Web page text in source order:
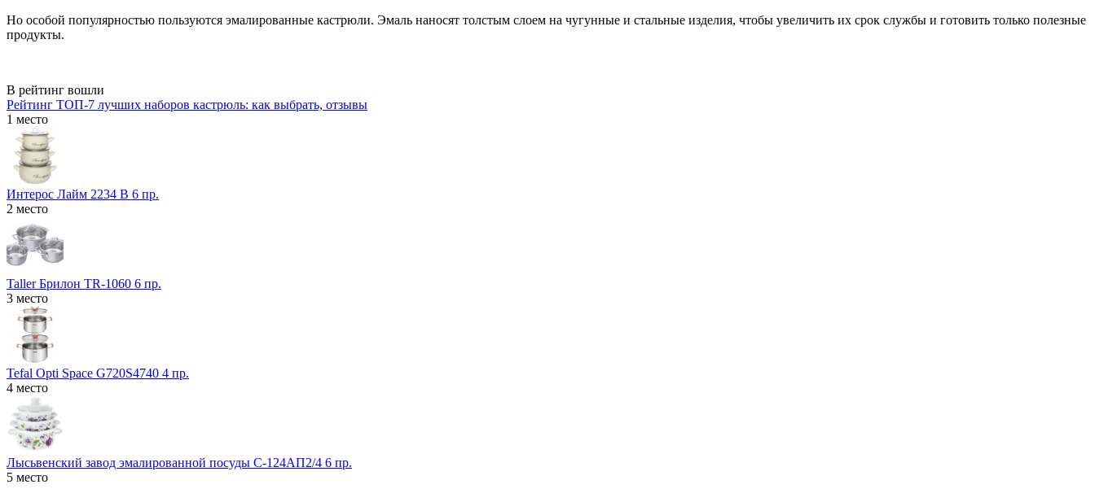
Но особой популярностью пользуются эмалированные кастрюли. Эмаль наносят толстым слоем на чугунные и стальные изделия, чтобы увеличить их срок службы и готовить только полезные
продукты.
В рейтинг вошли
Рейтинг ТОП-7 лучших наборов кастрюль: как выбрать, отзывы
1 место
Интерос Лайм 2234 В 6 пр.
2 место
Taller Брилон TR-1060 6 пр.
3 место
Tefal Opti Space G720S4740 4 пр.
4 место
Лысьвенский завод эмалированной посуды С-124АП2/4 6 пр.
5 место